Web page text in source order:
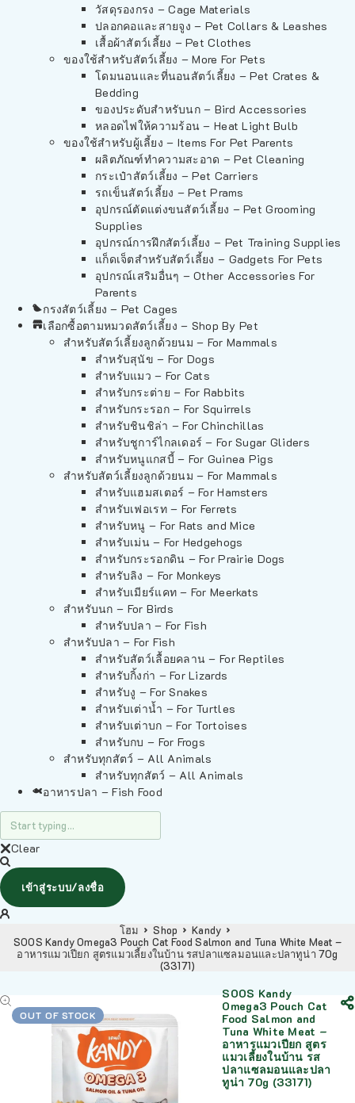
วัสดุรองกรง – Cage Materials
ปลอกคอและสายจูง – Pet Collars & Leashes
เสื้อผ้าสัตว์เลี้ยง – Pet Clothes
ของใช้สำหรับสัตว์เลี้ยง – More For Pets
โดมนอนและที่นอนสัตว์เลี้ยง – Pet Crates &
Bedding
ของประดับสำหรับนก – Bird Accessories
หลอดไฟให้ความร้อน – Heat Light Bulb
ของใช้สำหรับผู้เลี้ยง – Items For Pet Parents
ผลิตภัณฑ์ทำความสะอาด – Pet Cleaning
กระเป๋าสัตว์เลี้ยง – Pet Carriers
รถเข็นสัตว์เลี้ยง – Pet Prams
อุปกรณ์ตัดแต่งขนสัตว์เลี้ยง – Pet Grooming
Supplies
อุปกรณ์การฝึกสัตว์เลี้ยง – Pet Training Supplies
แก็ดเจ็ตสำหรับสัตว์เลี้ยง – Gadgets For Pets
อุปกรณ์เสริมอื่นๆ – Other Accessories For
Parents
กรงสัตว์เลี้ยง – Pet Cages
เลือกซื้อตามหมวดสัตว์เลี้ยง – Shop By Pet
สำหรับสัตว์เลี้ยงลูกด้วยนม – For Mammals
สำหรับสุนัข – For Dogs
สำหรับแมว – For Cats
สำหรับกระต่าย – For Rabbits
สำหรับกระรอก – For Squirrels
สำหรับชินชิล่า – For Chinchillas
สำหรับชูการ์ไกลเดอร์ – For Sugar Gliders
สำหรับหนูแกสบี้ – For Guinea Pigs
สำหรับสัตว์เลี้ยงลูกด้วยนม – For Mammals
สำหรับแฮมสเตอร์ – For Hamsters
สำหรับเฟอเรท – For Ferrets
สำหรับหนู – For Rats and Mice
สำหรับเม่น – For Hedgehogs
สำหรับกระรอกดิน – For Prairie Dogs
สำหรับลิง – For Monkeys
สำหรับเมียร์แคท – For Meerkats
สำหรับนก – For Birds
สำหรับปลา – For Fish
สำหรับปลา – For Fish
สำหรับสัตว์เลื้อยคลาน – For Reptiles
สำหรับกิ้งก่า – For Lizards
สำหรับงู – For Snakes
สำหรับเต่าน้ำ – For Turtles
สำหรับเต่าบก – For Tortoises
สำหรับกบ – For Frogs
สำหรับทุกสัตว์ – All Animals
สำหรับทุกสัตว์ – All Animals
อาหารปลา – Fish Food
Clear
เข้าสู่ระบบ/ลงชื่อ
โฮม Shop
Kandy
SOOS Kandy Omega3 Pouch Cat Food Salmon and Tuna White Meat –
อาหารแมวเปียก สูตรแมวเลี้ยงในบ้าน รสปลาแซลมอนและปลาทูน่า 70g
(33171)
OUT OF STOCK
SOOS Kandy
Omega3 Pouch Cat
Food Salmon and
Tuna White Meat –
อาหารแมวเปียก สูตร
แมวเลี้ยงในบ้าน รส
ปลาแซลมอนและปลา
ทูน่า 70g (33171)